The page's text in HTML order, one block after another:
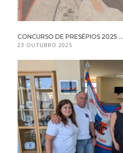
CONCURSO DE PRESÉPIOS 2025 ...
23 OUTUBRO 2025